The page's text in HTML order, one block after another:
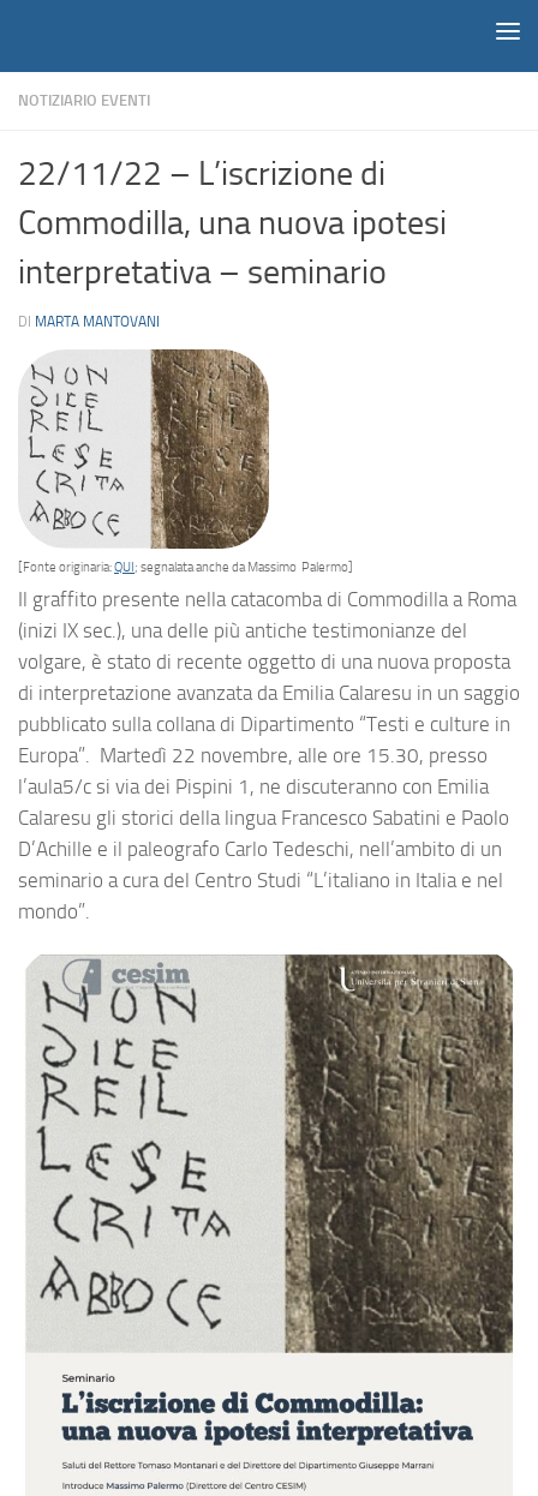
NOTIZIARIO EVENTI
22/11/22 – L’iscrizione di
Commodilla, una nuova ipotesi
interpretativa – seminario
DI MARTA MANTOVANI
[Fonte originaria:QUI ; segnalata anche da Massimo Palermo]
Il graffito presente nella catacomba di Commodilla a Roma
(inizi IX sec.), una delle più antiche testimonianze del
volgare, è stato di recente oggetto di una nuova proposta
di interpretazione avanzata da Emilia Calaresu in un saggio
pubblicato sulla collana di Dipartimento “Testi e culture in
Europa”. Martedì 22 novembre, alle ore 15.30, presso
l’aula5/c si via dei Pispini 1, ne discuteranno con Emilia
Calaresu gli storici della lingua Francesco Sabatini e Paolo
D’Achille e il paleografo Carlo Tedeschi, nell’ambito di un
seminario a cura del Centro Studi “L’italiano in Italia e nel
mondo”.